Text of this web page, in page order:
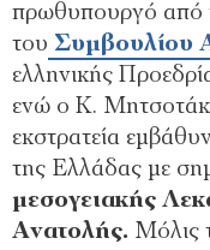
πρωθυπουργό από
του Συμβουλίου
ελληνικής
ενώ ο Κ.
εκστρατεία
της Ελλάδας με
μεσογειακής
Ανατολής. Μόλις